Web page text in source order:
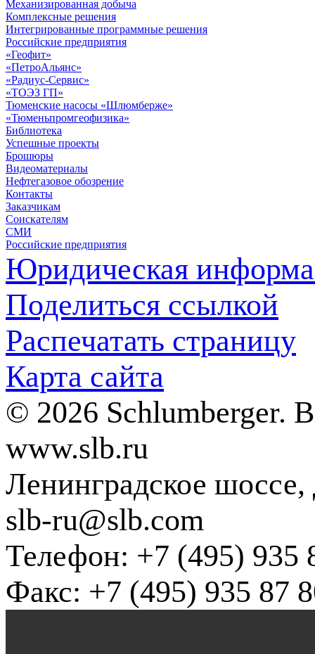
Механизированная добыча
Комплексные решения
Интегрированные программные решения
Российские предприятия
«Геофит»
«ПетроАльянс»
«Радиус-Сервис»
«ТОЭЗ ГП»
Тюменские насосы «Шлюмберже»
«Тюменьпромгеофизика»
Библиотека
Успешные проекты
Брошюры
Видеоматериалы
Нефтегазовое обозрение
Контакты
Заказчикам
Соискателям
СМИ
Российские предприятия
Юридическая
Поделиться ссылкой
Распечатать страницу
Карта сайта
© 2026 Schlumberger.
www.slb.ru
Ленинградское
slb-ru@slb.com
Телефон: +7 (495) 935
Факс: +7 (495) 935 87